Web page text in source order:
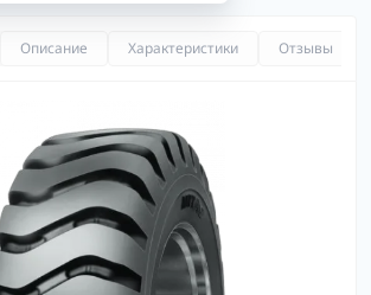
Описание Характеристики Отзывы